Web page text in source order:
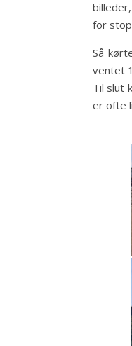
for
Så
ventet
Til slut
er ofte